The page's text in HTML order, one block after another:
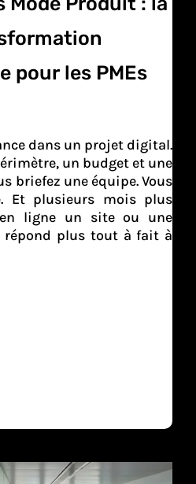
pour les PMEs
dans un projet digital.
un budget et une
briefez une équipe. Vous
Et plusieurs mois plus
ligne un site ou une
plus tout à fait à